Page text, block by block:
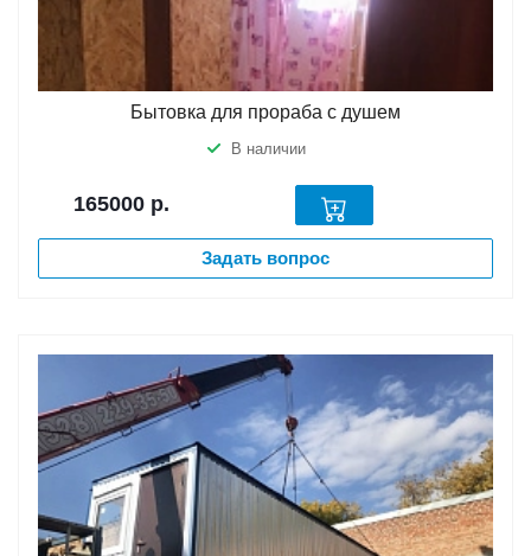
Бытовка для прораба с душем
В наличии
165000 р.
Задать вопрос